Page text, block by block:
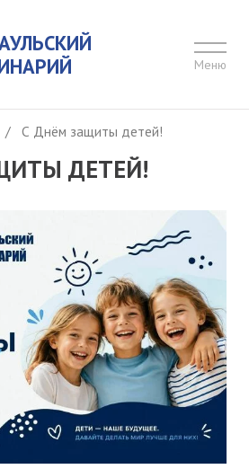
Меню
/ С Днём защиты детей!
ДЕТЕЙ!